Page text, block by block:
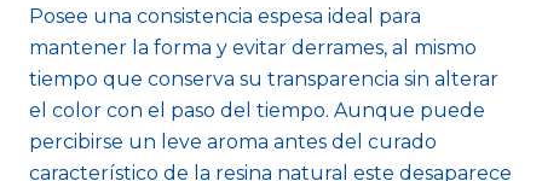
Posee una consistencia espesa ideal para
mantener la forma y evitar derrames, al mismo
tiempo que conserva su transparencia sin alterar
el color con el paso del tiempo. Aunque puede
percibirse un leve aroma antes del curado
característico de la resina natural este desaparece